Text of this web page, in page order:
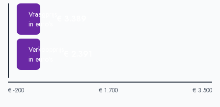
Vraagprijs
in euro's
Verkoopprijs
in euro's
€ -200 € 1.700 € 3.500